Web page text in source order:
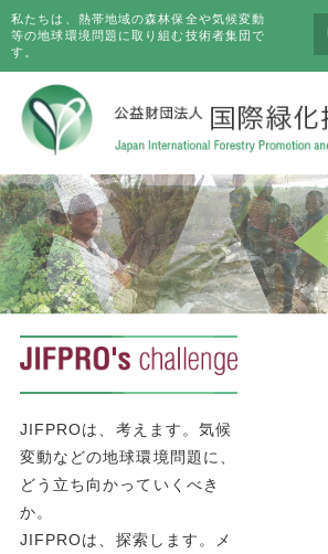
私たちは、熱帯地域の森林保全や気候変動
等の地球環境問題に取り組む技術者集団で
す。
JIFPROは、考えます。気候
変動などの地球環境問題に、
どう立ち向かっていくべき
か。
JIFPROは、探索します。メ